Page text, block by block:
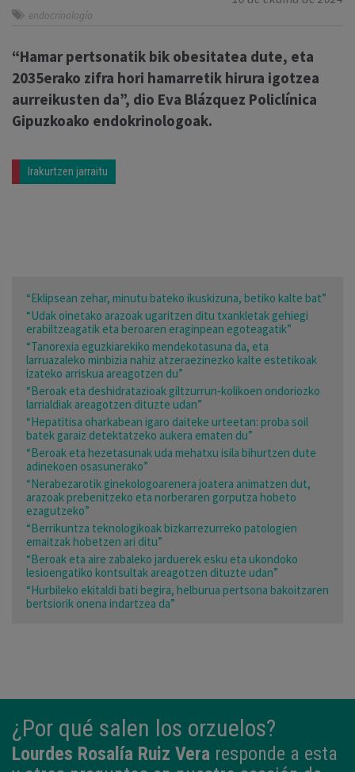
endocrinología
“Hamar pertsonatik bik obesitatea dute, eta
2035erako zifra hori hamarretik hirura igotzea
aurreikusten da”, dio Eva Blázquez Policlínica
Gipuzkoako endokrinologoak.
Irakurtzen jarraitu
“Eklipsean zehar, minutu bateko ikuskizuna, betiko kalte bat”
“Udak oinetako arazoak ugaritzen ditu txankletak gehiegi
erabiltzeagatik eta beroaren eraginpean egoteagatik”
“Tanorexia eguzkiarekiko mendekotasuna da, eta
larruazaleko minbizia nahiz atzeraezinezko kalte estetikoak
izateko arriskua areagotzen du”
“Beroak eta deshidratazioak giltzurrun-kolikoen ondoriozko
larrialdiak areagotzen dituzte udan”
“Hepatitisa oharkabean igaro daiteke urteetan: proba soil
batek garaiz detektatzeko aukera ematen du”
“Beroak eta hezetasunak uda mehatxu isila bihurtzen dute
adinekoen osasunerako”
“Nerabezarotik ginekologoarenera joatera animatzen dut,
arazoak prebenitzeko eta norberaren gorputza hobeto
ezagutzeko”
“Berrikuntza teknologikoak bizkarrezurreko patologien
emaitzak hobetzen ari ditu”
“Beroak eta aire zabaleko jarduerek esku eta ukondoko
lesioengatiko kontsultak areagotzen dituzte udan”
“Hurbileko ekitaldi bati begira, helburua pertsona bakoitzaren
bertsiorik onena indartzea da”
¿Por qué salen los orzuelos?
Lourdes Rosalía Ruiz Vera responde a esta